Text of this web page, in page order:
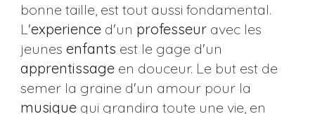
bonne taille, est tout aussi fondamental.
L'experienced'un professeuravec les
jeunes enfants est le gage d'un
apprentissageen douceur. Le but est de
semer la graine d'un amour pour la
musiquequi grandira toute une vie, en